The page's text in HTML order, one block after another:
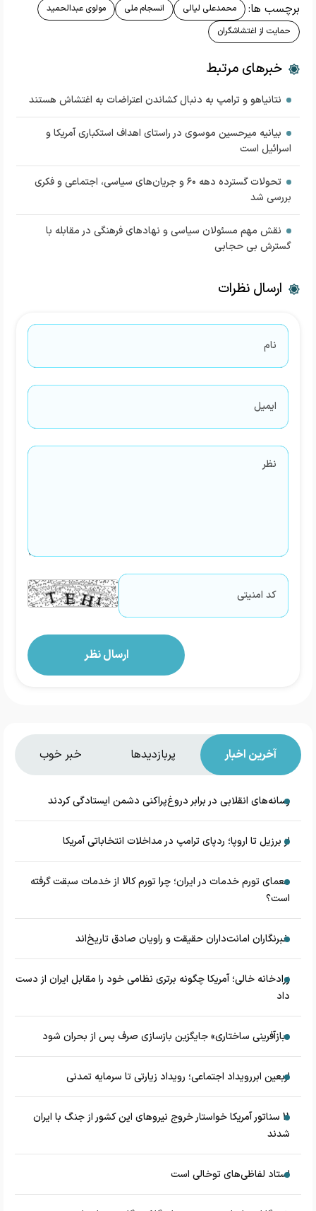
برچسب ها: محمدعلی لیالی انسجام ملی
مولوی عبدالحمید
حمایت از اغتشاشگران
خبرهای مرتبط
نتانیاهو و ترامپ به دنبال کشاندن اعتراضات به اغتشاش هستند
بیانیه میرحسین موسوی در راستای اهداف استکباری آمریکا و
اسرائیل است
تحولات گسترده دهه ۶۰ و جریان‌های سیاسی، اجتماعی و فکری
بررسی شد
نقش مهم مسئولان سیاسی و نهادهای فرهنگی در مقابله با
گسترش بی حجابی
ارسال نظرات
آخرین اخبار پربازدیدها خبر خوب
رسانه‌های انقلابی در برابر دروغ‌پراکنی دشمن ایستادگی کردند
از برزیل تا اروپا؛ ردپای ترامپ در مداخلات انتخاباتی آمریکا
معمای تورم خدمات در ایران؛ چرا تورم کالا از خدمات سبقت گرفته
است؟
خبرنگاران امانت‌داران حقیقت و راویان صادق تاریخ‌اند
زرادخانه‌ خالی؛ آمریکا چگونه برتری نظامی خود را مقابل ایران از دست
داد
«بازآفرینی ساختاری» جایگزین بازسازی صرف پس از بحران شود
اربعین ابررویداد اجتماعی؛ رویداد زیارتی تا سرمایه تمدنی
11 سناتور آمریکا خواستار خروج نیروهای این کشور از جنگ با ایران
شدند
استاد لفاظی‌های توخالی است